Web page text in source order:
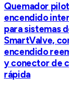
Quemador
encendido
para sistemas
SmartValve,
encendido
y conector de
rápida